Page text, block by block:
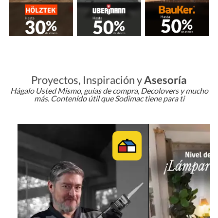
Proyectos, Inspiración yAsesoría
Hágalo Usted Mismo, guías de compra, Decolovers y mucho
más. Contenido útil que Sodimac tiene para ti